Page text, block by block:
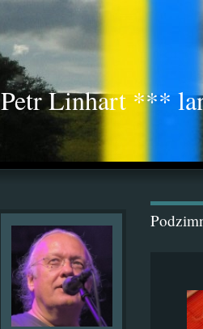
Petr Linhart ***